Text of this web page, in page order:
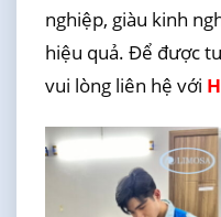
nghiệp, giàu kinh
hiệu quả. Để được
vui lòng liên hệ với